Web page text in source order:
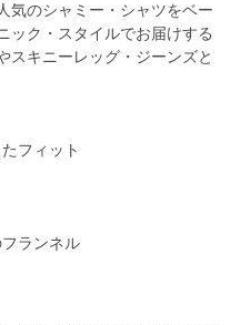
気のシャミー・シャツをベー
ック・スタイルでお届けする
スキニーレッグ・ジーンズと
フィット
ランネル